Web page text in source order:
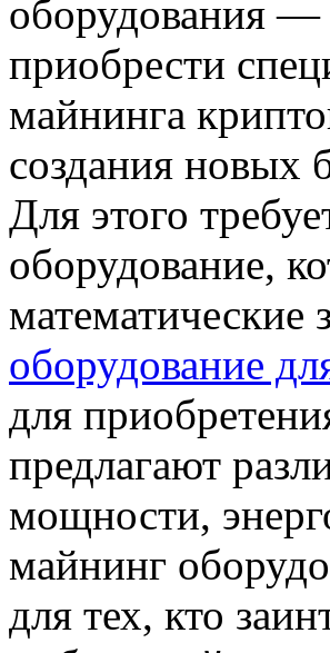
оборудования —
приобрести
майнинга
создания новых
Для этого
оборудование,
оборудование
для
предлагают
мощности,
майнинг
для тех, кто